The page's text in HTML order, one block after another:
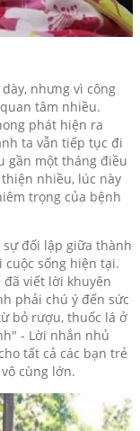
nhưng vì công
tâm nhiều.
phát hiện ra
ta vẫn tiếp tục đi
gần một tháng điều
nhiều, lúc này
trọng của bệnh
đối lập giữa thành
sống hiện tại.
viết lời khuyên
phải chú ý đến sức
bỏ rượu, thuốc lá ở
- Lời nhắn nhủ
tất cả các bạn trẻ
cùng lớn.